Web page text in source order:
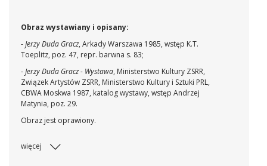
Obraz wystawiany i opisany:
-Jerzy Duda Gracz, Arkady Warszawa 1985, wstęp K.T.
Toeplitz, poz. 47, repr. barwna s. 83;
-Jerzy Duda Gracz - Wystawa, Ministerstwo Kultury ZSRR,
Związek Artystów ZSRR, Ministerstwo Kultury i Sztuki PRL,
CBWA Moskwa 1987, katalog wystawy, wstęp Andrzej
Matynia, poz. 29.
Obraz jest oprawiony.
więcej